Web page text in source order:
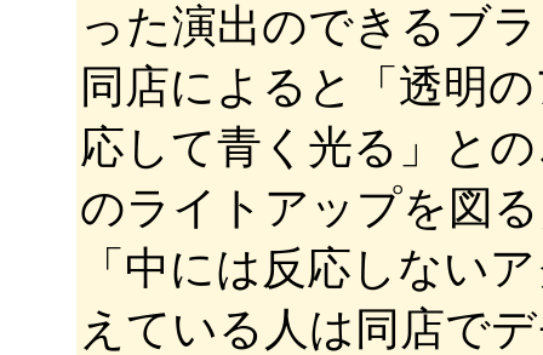
った演出のできるブ
同店によると「透明
応して青く光る」と
のライトアップを図
「中には反応しない
えている人は同店で